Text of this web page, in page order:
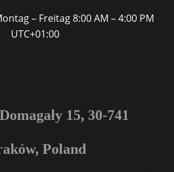
– Freitag8:00 AM – 4:00 PM
UTC+01:00
15, 30-741
Poland